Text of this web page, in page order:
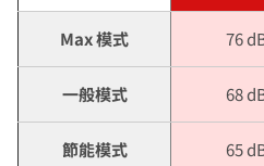
Max 模式 76
一般模式 68
節能模式 65